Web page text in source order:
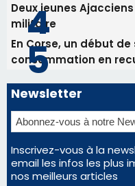
Deux jeunes
militaire
En Corse, un début
consommation en
Newsletter
Inscrivez-vous à la
email les infos les plus
nos meilleurs articles